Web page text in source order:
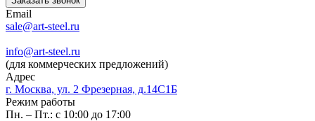
Email
sale@art-steel.ru
info@art-steel.ru
(для коммерческих предложений)
Адрес
г. Москва, ул. 2 Фрезерная, д.14С1Б
Режим работы
Пн. – Пт.: с 10:00 до 17:00